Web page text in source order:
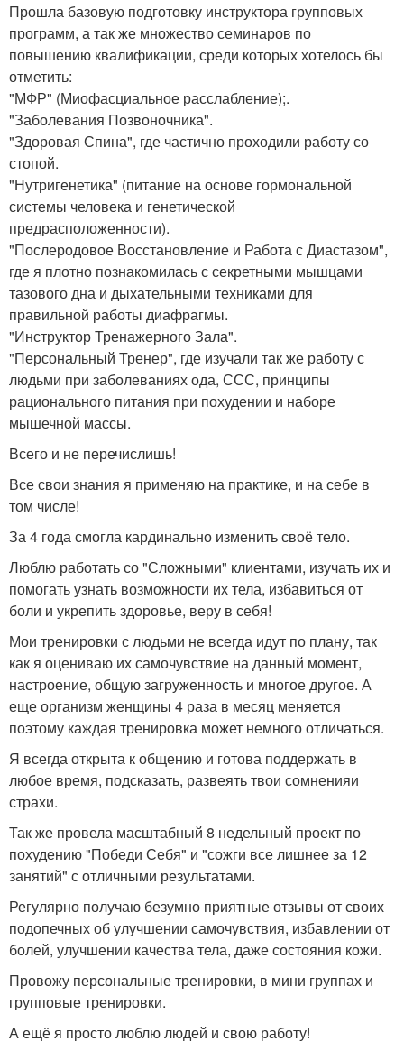
Прошла базовую подготовку инструктора групповых
программ, а так же множество семинаров по
повышению квалификации, среди которых хотелось бы
отметить:
"МФР" (Миофасциальное расслабление);.
"Заболевания Позвоночника".
"Здоровая Спина", где частично проходили работу со
стопой.
"Нутригенетика" (питание на основе гормональной
системы человека и генетической
предрасположенности).
"Послеродовое Восстановление и Работа с Диастазом",
где я плотно познакомилась с секретными мышцами
тазового дна и дыхательными техниками для
правильной работы диафрагмы.
"Инструктор Тренажерного Зала".
"Персональный Тренер", где изучали так же работу с
людьми при заболеваниях ода, ССС, принципы
рационального питания при похудении и наборе
мышечной массы.
Всего и не перечислишь!
Все свои знания я применяю на практике, и на себе в
том числе!
За 4 года смогла кардинально изменить своё тело.
Люблю работать со "Сложными" клиентами, изучать их и
помогать узнать возможности их тела, избавиться от
боли и укрепить здоровье, веру в себя!
Мои тренировки с людьми не всегда идут по плану, так
как я оцениваю их самочувствие на данный момент,
настроение, общую загруженность и многое другое. А
еще организм женщины 4 раза в месяц меняется
поэтому каждая тренировка может немного отличаться.
Я всегда открыта к общению и готова поддержать в
любое время, подсказать, развеять твои сомненияи
страхи.
Так же провела масштабный 8 недельный проект по
похудению "Победи Себя" и "сожги все лишнее за 12
занятий" с отличными результатами.
Регулярно получаю безумно приятные отзывы от своих
подопечных об улучшении самочувствия, избавлении от
болей, улучшении качества тела, даже состояния кожи.
Провожу персональные тренировки, в мини группах и
групповые тренировки.
А ещё я просто люблю людей и свою работу!